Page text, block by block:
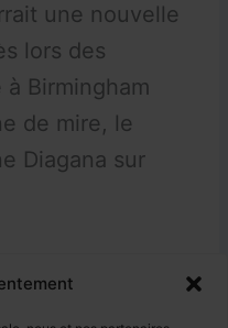
une nouvelle
lors des
à Birmingham
de mire, le
Diagana sur